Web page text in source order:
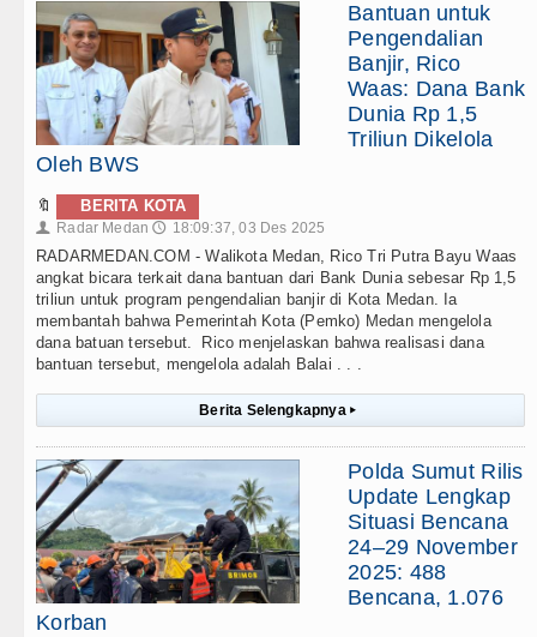
Bantuan untuk
Pengendalian
Banjir, Rico
Waas: Dana Bank
Dunia Rp 1,5
Triliun Dikelola
Oleh BWS
🔖 BERITA KOTA
👤 Radar Medan 🕔 18:09:37, 03 Des 2025
RADARMEDAN.COM - Walikota Medan, Rico Tri Putra Bayu Waas
angkat bicara terkait dana bantuan dari Bank Dunia sebesar Rp 1,5
triliun untuk program pengendalian banjir di Kota Medan. Ia
membantah bahwa Pemerintah Kota (Pemko) Medan mengelola
dana batuan tersebut. Rico menjelaskan bahwa realisasi dana
bantuan tersebut, mengelola adalah Balai . . .
Berita Selengkapnya ▸
Polda Sumut Rilis
Update Lengkap
Situasi Bencana
24–29 November
2025: 488
Bencana, 1.076
Korban